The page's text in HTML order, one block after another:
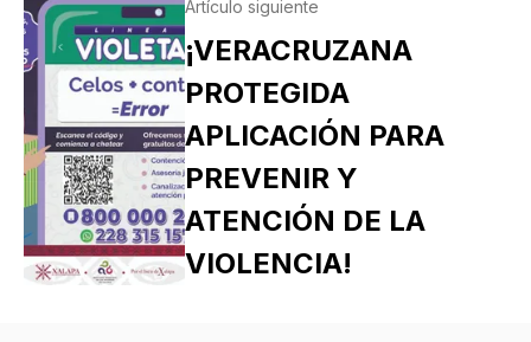
Artículo siguiente
¡VERACRUZANA
PROTEGIDA
APLICACIÓN PARA
PREVENIR Y
ATENCIÓN DE LA
VIOLENCIA!